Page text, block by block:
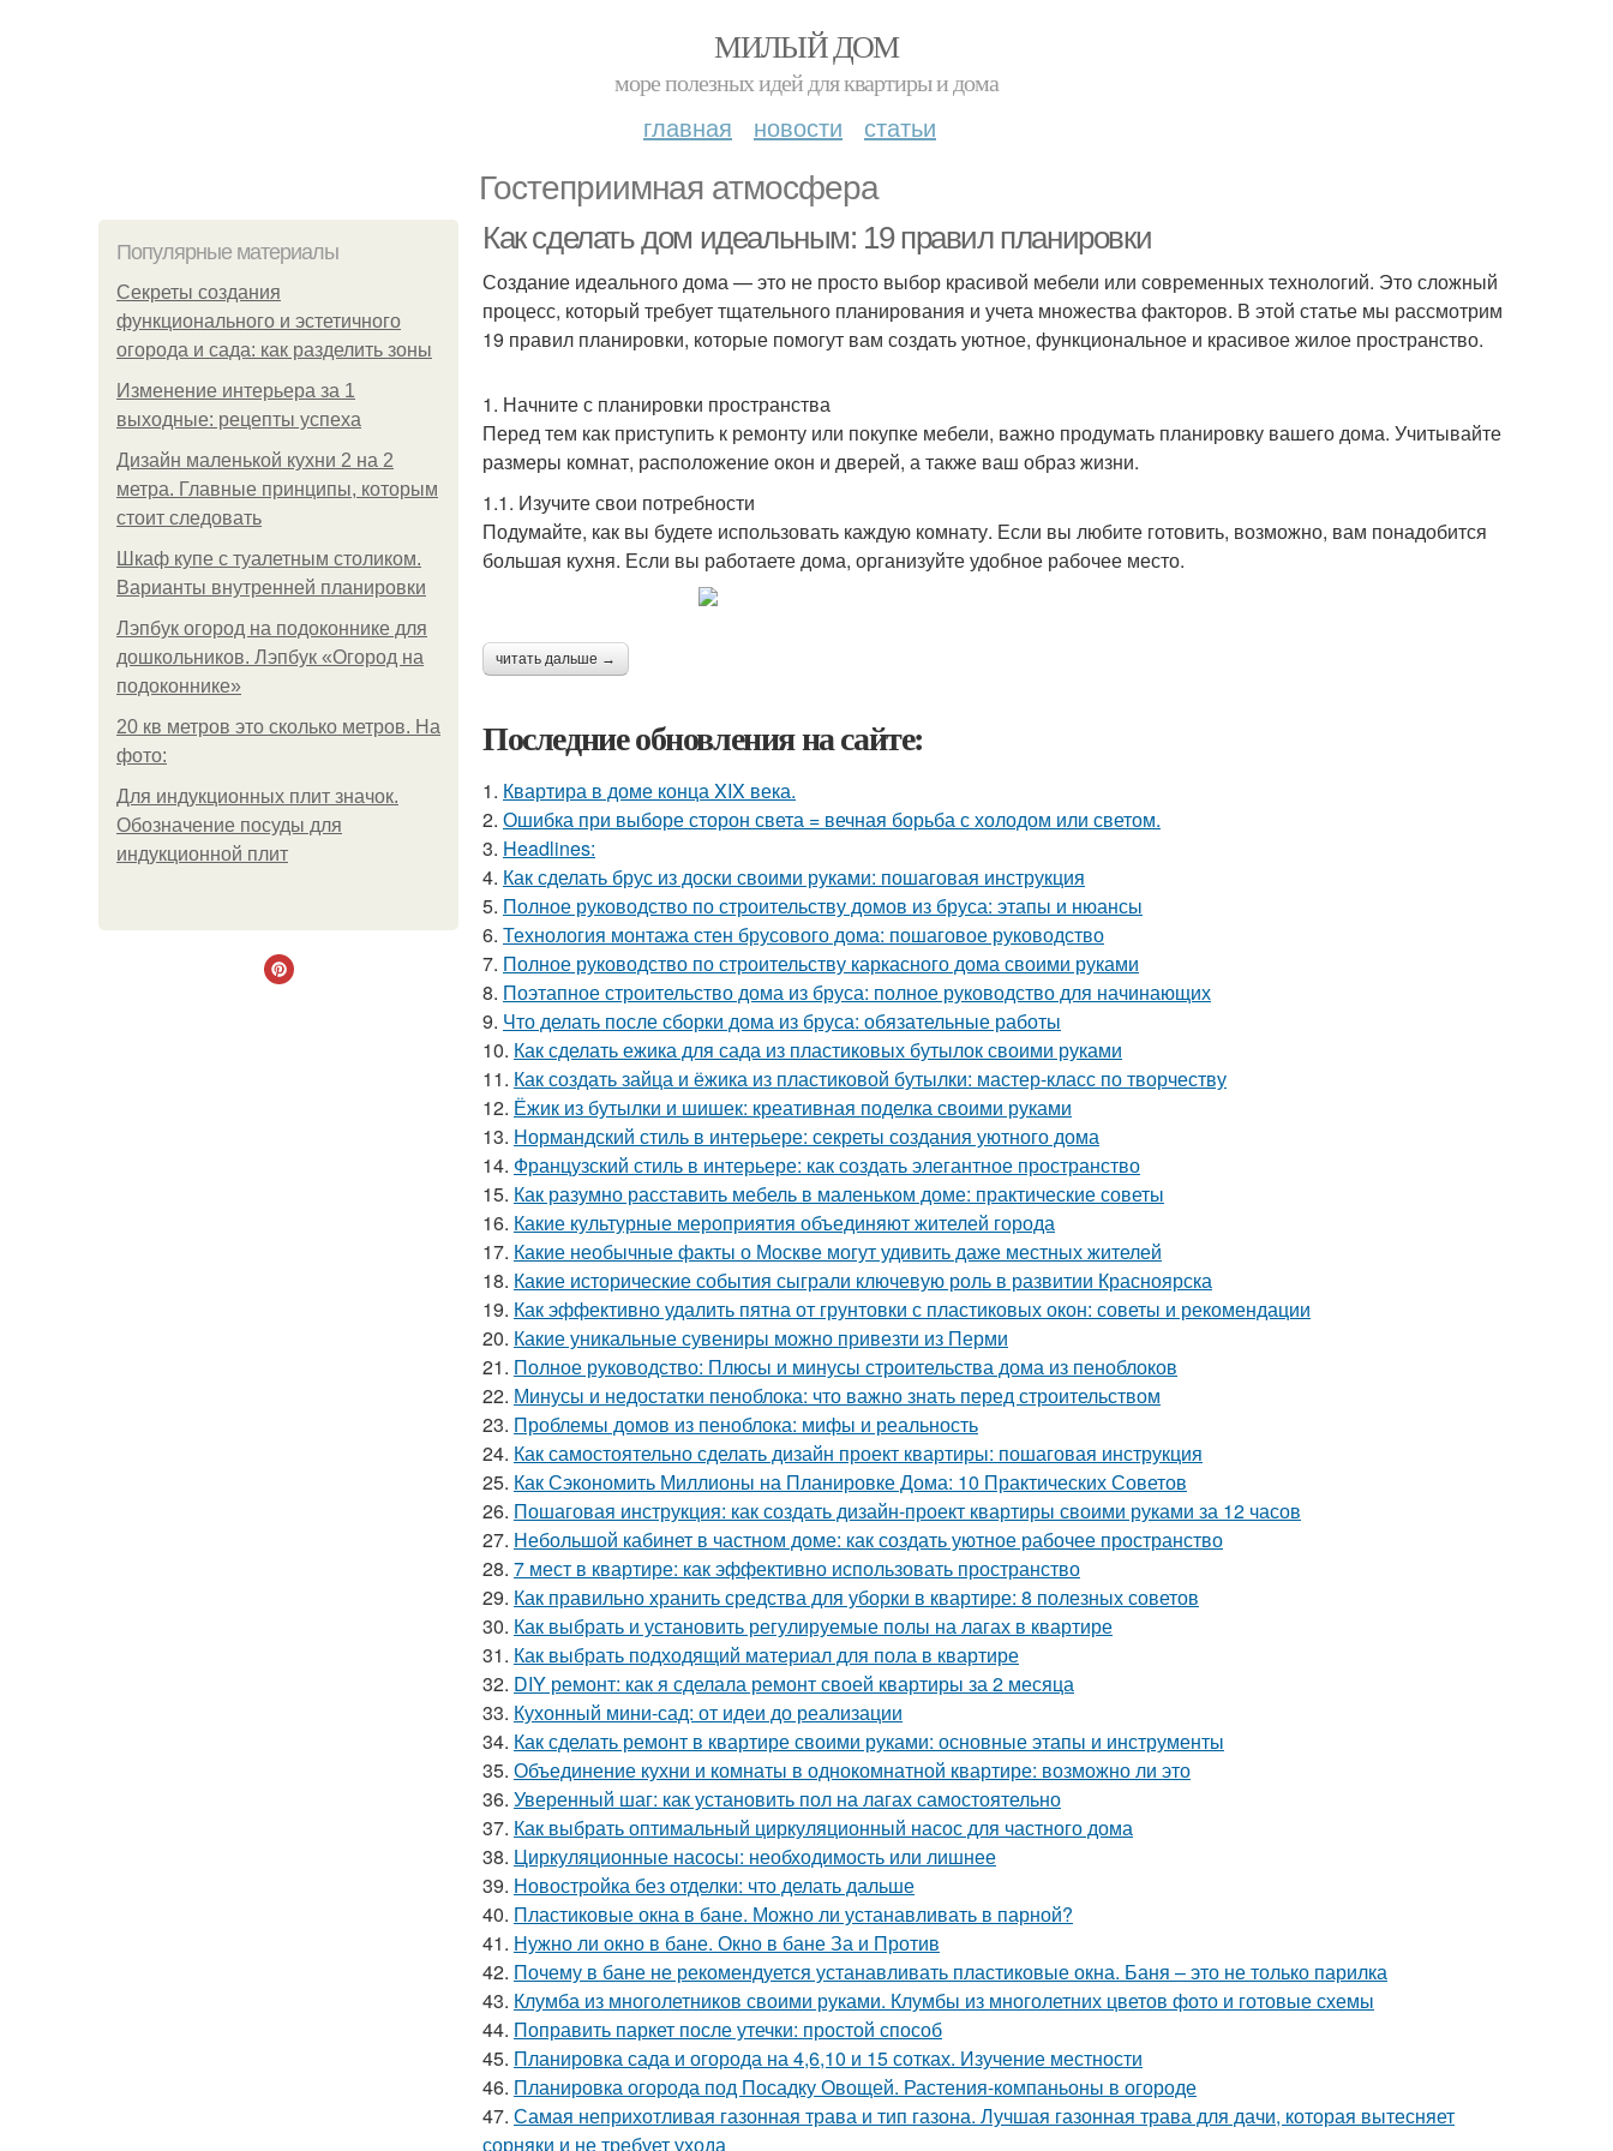
МИЛЫЙ ДОМ
море полезных идей для квартиры и дома
главная новости статьи
Гостеприимная атмосфера
Популярные материалы
Секреты создания
функционального и эстетичного
огорода и сада: как разделить зоны
Изменение интерьера за 1
выходные: рецепты успеха
Дизайн маленькой кухни 2 на 2
метра. Главные принципы, которым
стоит следовать
Шкаф купе с туалетным столиком.
Варианты внутренней планировки
Лэпбук огород на подоконнике для
дошкольников. Лэпбук «Огород на
подоконнике»
20 кв метров это сколько метров. На
фото:
Для индукционных плит значок.
Обозначение посуды для
индукционной плит
Как сделать дом идеальным: 19 правил планировки
Создание идеального дома — это не просто выбор красивой мебели или современных технологий. Это сложный
процесс, который требует тщательного планирования и учета множества факторов. В этой статье мы рассмотрим
19 правил планировки, которые помогут вам создать уютное, функциональное и красивое жилое пространство.
1. Начните с планировки пространства
Перед тем как приступить к ремонту или покупке мебели, важно продумать планировку вашего дома. Учитывайте
размеры комнат, расположение окон и дверей, а также ваш образ жизни.
1.1. Изучите свои потребности
Подумайте, как вы будете использовать каждую комнату. Если вы любите готовить, возможно, вам понадобится
большая кухня. Если вы работаете дома, организуйте удобное рабочее место.
читать дальше →
Последние обновления на сайте:
1. Квартира в доме конца XIX века.
2. Ошибка при выборе сторон света = вечная борьба с холодом или светом.
3. Headlines:
4. Как сделать брус из доски своими руками: пошаговая инструкция
5. Полное руководство по строительству домов из бруса: этапы и нюансы
6. Технология монтажа стен брусового дома: пошаговое руководство
7. Полное руководство по строительству каркасного дома своими руками
8. Поэтапное строительство дома из бруса: полное руководство для начинающих
9. Что делать после сборки дома из бруса: обязательные работы
10. Как сделать ежика для сада из пластиковых бутылок своими руками
11. Как создать зайца и ёжика из пластиковой бутылки: мастер-класс по творчеству
12. Ёжик из бутылки и шишек: креативная поделка своими руками
13. Нормандский стиль в интерьере: секреты создания уютного дома
14. Французский стиль в интерьере: как создать элегантное пространство
15. Как разумно расставить мебель в маленьком доме: практические советы
16. Какие культурные мероприятия объединяют жителей города
17. Какие необычные факты о Москве могут удивить даже местных жителей
18. Какие исторические события сыграли ключевую роль в развитии Красноярска
19. Как эффективно удалить пятна от грунтовки с пластиковых окон: советы и рекомендации
20. Какие уникальные сувениры можно привезти из Перми
21. Полное руководство: Плюсы и минусы строительства дома из пеноблоков
22. Минусы и недостатки пеноблока: что важно знать перед строительством
23. Проблемы домов из пеноблока: мифы и реальность
24. Как самостоятельно сделать дизайн проект квартиры: пошаговая инструкция
25. Как Сэкономить Миллионы на Планировке Дома: 10 Практических Советов
26. Пошаговая инструкция: как создать дизайн-проект квартиры своими руками за 12 часов
27. Небольшой кабинет в частном доме: как создать уютное рабочее пространство
28. 7 мест в квартире: как эффективно использовать пространство
29. Как правильно хранить средства для уборки в квартире: 8 полезных советов
30. Как выбрать и установить регулируемые полы на лагах в квартире
31. Как выбрать подходящий материал для пола в квартире
32. DIY ремонт: как я сделала ремонт своей квартиры за 2 месяца
33. Кухонный мини-сад: от идеи до реализации
34. Как сделать ремонт в квартире своими руками: основные этапы и инструменты
35. Объединение кухни и комнаты в однокомнатной квартире: возможно ли это
36. Уверенный шаг: как установить пол на лагах самостоятельно
37. Как выбрать оптимальный циркуляционный насос для частного дома
38. Циркуляционные насосы: необходимость или лишнее
39. Новостройка без отделки: что делать дальше
40. Пластиковые окна в бане. Можно ли устанавливать в парной?
41. Нужно ли окно в бане. Окно в бане За и Против
42. Почему в бане не рекомендуется устанавливать пластиковые окна. Баня – это не только парилка
43. Клумба из многолетников своими руками. Клумбы из многолетних цветов фото и готовые схемы
44. Поправить паркет после утечки: простой способ
45. Планировка сада и огорода на 4,6,10 и 15 сотках. Изучение местности
46. Планировка огорода под Посадку Овощей. Растения-компаньоны в огороде
47. Самая неприхотливая газонная трава и тип газона. Лучшая газонная трава для дачи, которая вытесняет
сорняки и не требует ухода